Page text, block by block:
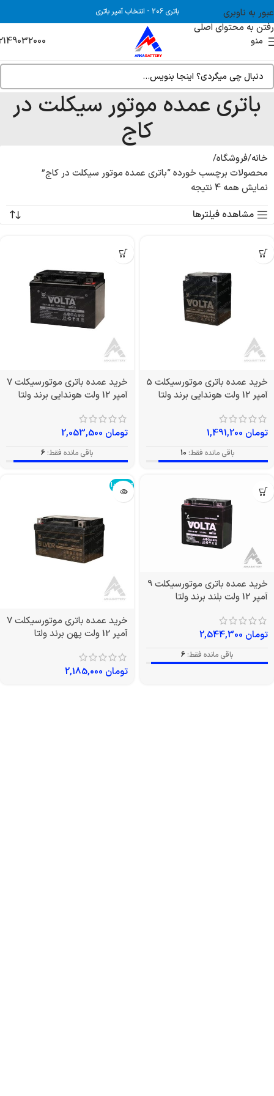
عبور به ناوبری
رفتن به محتوای اصلی
باتری 206 - انتخاب آمپر باتری
منو
باتری عمده موتور سیکلت در
کاج
خانه فروشگاه
محصولات برچسب خورده “باتری عمده موتور سیکلت در کاج”
نمایش همه 4 نتیجه
مشاهده فیلترها
خرید عمده باتری موتورسیکلت 5
آمپر 12 ولت هوندایی برند ولتا
تومان
باقی مانده فقط: 10
خرید عمده باتری موتورسیکلت 7
آمپر 12 ولت هوندایی برند ولتا
تومان
باقی مانده فقط: 6
خرید عمده باتری موتورسیکلت 9
آمپر 12 ولت بلند برند ولتا
تومان
باقی مانده فقط: 6
تمام شد!
خرید عمده باتری موتورسیکلت 7
آمپر 12 ولت پهن برند ولتا
تومان